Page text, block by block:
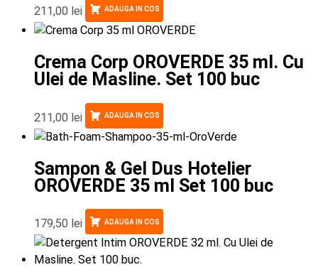
211,00 lei ADAUGA IN COS
Crema Corp OROVERDE 35 ml. Cu
Ulei de Masline. Set 100 buc
211,00 lei ADAUGA IN COS
Sampon & Gel Dus Hotelier
OROVERDE 35 ml Set 100 buc
179,50 lei ADAUGA IN COS